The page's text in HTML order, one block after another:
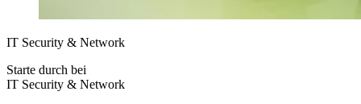
IT Security & Network
Starte durch bei
IT Security & Network